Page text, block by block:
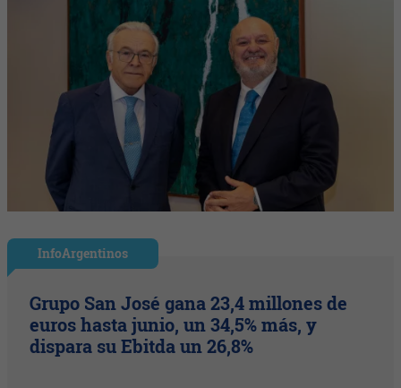
InfoArgentinos
Grupo San José gana 23,4 millones de
euros hasta junio, un 34,5% más, y
dispara su Ebitda un 26,8%